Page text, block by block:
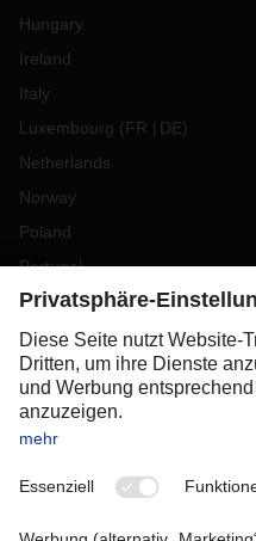
Hungary
Ireland
Italy
Luxembourg (FR DE)
Netherlands
Norway
Poland
Portugal
Romania
Slovakia
Spain
Sweden
Switzerland
OCEANIA